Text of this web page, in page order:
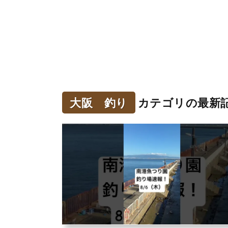
大阪 釣り カテゴリの最新